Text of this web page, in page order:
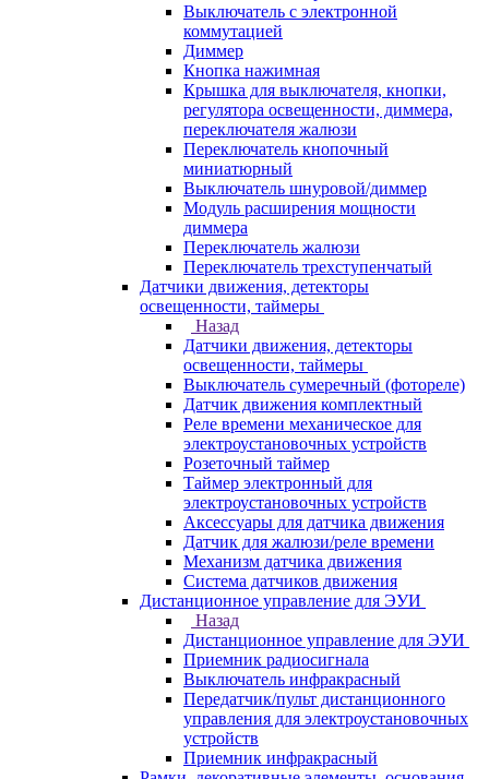
Выключатель с электронной
коммутацией
Диммер
Кнопка нажимная
Крышка для выключателя, кнопки,
регулятора освещенности, диммера,
переключателя жалюзи
Переключатель кнопочный
миниатюрный
Выключатель шнуровой/диммер
Модуль расширения мощности
диммера
Переключатель жалюзи
Переключатель трехступенчатый
Датчики движения, детекторы
освещенности, таймеры
Назад
Датчики движения, детекторы
освещенности, таймеры
Выключатель сумеречный (фотореле)
Датчик движения комплектный
Реле времени механическое для
электроустановочных устройств
Розеточный таймер
Таймер электронный для
электроустановочных устройств
Аксессуары для датчика движения
Датчик для жалюзи/реле времени
Механизм датчика движения
Система датчиков движения
Дистанционное управление для ЭУИ
Назад
Дистанционное управление для ЭУИ
Приемник радиосигнала
Выключатель инфракрасный
Передатчик/пульт дистанционного
управления для электроустановочных
устройств
Приемник инфракрасный